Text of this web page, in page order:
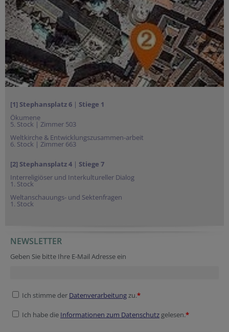
[1] Stephansplatz6 | Stiege 1
Ökumene
5. Stock | Zimmer 503
Weltkirche & Entwicklungszusammen-arbeit
6. Stock | Zimmer 663
[2] Stephansplatz 4 | Stiege 7
Interreligiöser und Interkultureller Dialog
1. Stock
Weltanschauungs- und Sektenfragen
1. Stock
NEWSLETTER
Geben Sie bitte Ihre E-Mail Adresse ein
Ich stimme der Datenverarbeitungzu.*
Ich habe die Informationen zum Datenschutz gelesen.*